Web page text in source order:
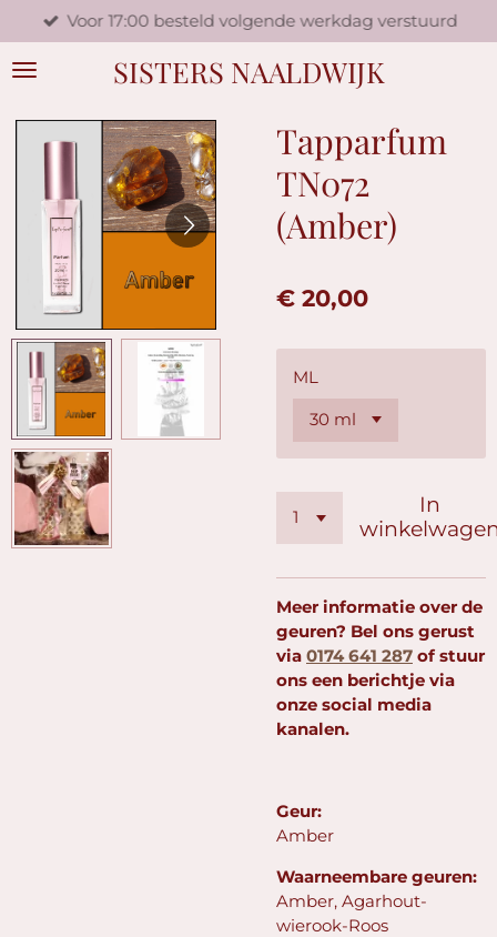
direct
naar
hoofdinhoud
SISTERS NAALDWIJK
Voor 17:00 besteld volgende werkdag verstuurd
Tapparfum
TN072
(Amber)
€ 20,00
ML
In
Meer informatie over de
geuren? Bel ons gerust
via 0174 641 287 of stuur
ons een berichtje via
onze social media
kanalen.
Geur:
Amber
Waarneembare geuren:
Amber, Agarhout-
wierook-Roos